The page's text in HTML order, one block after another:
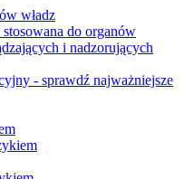
władz
do organów
i nadzorujących
- sprawdź najważniejsze